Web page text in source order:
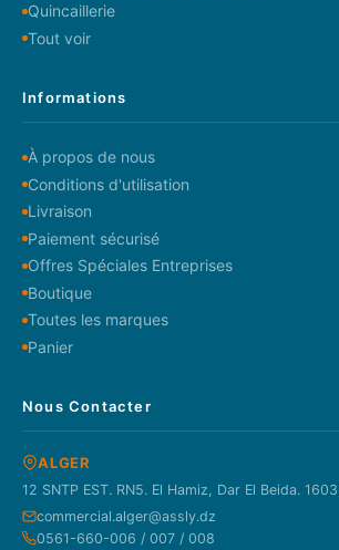
Quincaillerie
Tout voir
Informations
À propos de nous
Conditions d'utilisation
Livraison
Paiement sécurisé
Offres Spéciales Entreprises
Boutique
Toutes les marques
Panier
Nous Contacter
ALGER
12 SNTP EST. RN5. El Hamiz, Dar El Beida.
commercial.alger@assly.dz
0561-660-006 / 007 / 008